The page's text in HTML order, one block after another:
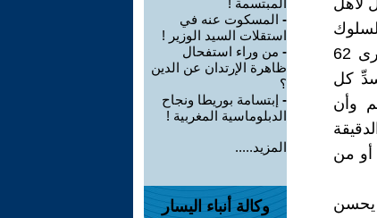
لأهلُ
الشائن، الذي دفع بملك البلاد محمد السادس لتنبيه المغاربة ،بمناسبة الذكرى 62
سدِّ كل
وأن
أو من
يحسن
المبتسمة !
- المسكوت عنه في
استقلات السيد الوزير !
- من وراء استفحال
ظاهرة الإرتدان عن الدين
؟
- إبتسامة بوريطا ونجاح
الدبلوماسية المغربية !
المزيد.....
وكالة أنباء اليسار